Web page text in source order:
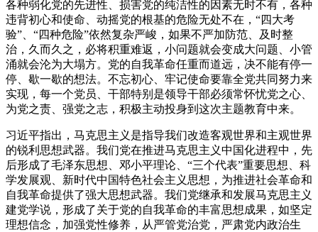
各种弱化党的先进性、损害党的纯洁性的因素无时不有，各种
违背初心和使命、动摇党的根基的危险无处不在，“四大考
验”、“四种危险”依然复杂严峻，如果不严加防范、及时整
治，久而久之，必将积重难返，小问题就会变成大问题、小管
涌就会沦为大塌方。党的自我革命任重而道远，决不能有停一
停、歇一歇的想法。不忘初心、牢记使命要靠全党共同努力来
实现，每一个党员、干部特别是领导干部必须常怀忧党之心、
为党之责、强党之志，积极主动投身到这次主题教育中来。
习近平指出，马克思主义是指导我们改造客观世界和主观世界
的锐利思想武器。我们党在推进马克思主义中国化进程中，先
后形成了毛泽东思想、邓小平理论、“三个代表”重要思想、科
学发展观、新时代中国特色社会主义思想，为推进社会革命和
自我革命提供了强大思想武器。我们党继承和发展马克思主义
建党学说，形成了关于党的自我革命的丰富思想成果，如坚定
理想信念，加强党性修养，从严管党治党，严肃党内政治生